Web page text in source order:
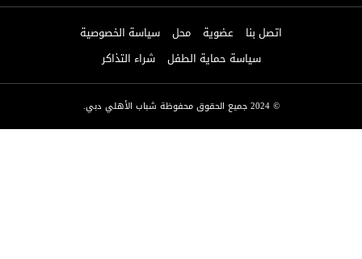
اتصل بنا عضوية محل سياسة الخصوصية
سياسة حماية الطفل
شراء التذاكر
© 2024 جميع الحقوق محفوظة شباب الأهلي دبي.